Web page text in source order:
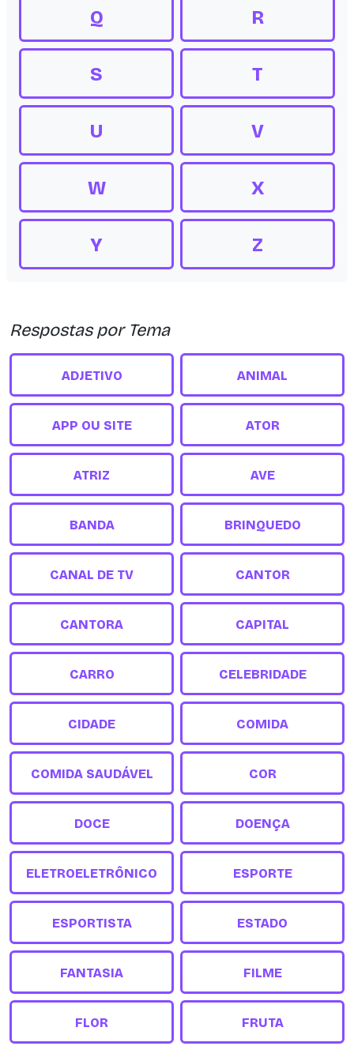
Q R
S T
U V
W X
Y Z
Respostas por Tema
ADJETIVO ANIMAL
APP OU SITE ATOR
ATRIZ AVE
BANDA BRINQUEDO
CANAL DE TV CANTOR
CANTORA CAPITAL
CARRO CELEBRIDADE
CIDADE COMIDA
COMIDA SAUDÁVEL COR
DOCE DOENÇA
ELETROELETRÔNICO ESPORTE
ESPORTISTA ESTADO
FANTASIA FILME
FLOR FRUTA